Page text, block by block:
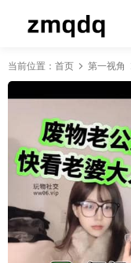
当前位置： 首页 第一视角